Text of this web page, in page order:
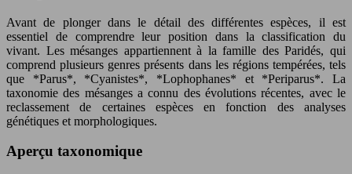
Avant de plonger dans le détail des différentes espèces, il est
essentiel de comprendre leur position dans la classification du
vivant. Les mésanges appartiennent à la famille des Paridés, qui
comprend plusieurs genres présents dans les régions tempérées, tels
que *Parus*, *Cyanistes*, *Lophophanes* et *Periparus*. La
taxonomie des mésanges a connu des évolutions récentes, avec le
reclassement de certaines espèces en fonction des analyses
génétiques et morphologiques.
Aperçu taxonomique